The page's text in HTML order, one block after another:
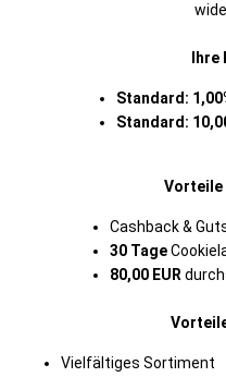
Standard:
Standard:
Vorteile
Cashback &
30 Tage
80,00 EUR
Vielfältiges Sortiment